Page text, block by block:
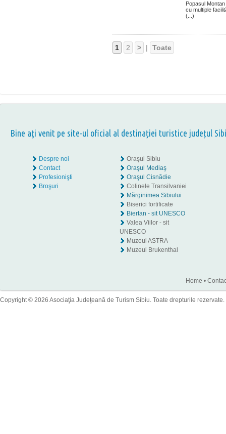
Popasul
cu multiple
(...)
1 2 > | Toate
Bine aţi venit pe site-ul oficial al destinației turistice județul
Despre noi
Contact
Profesionişti
Broşuri
Oraşul Sibiu
Oraşul Mediaş
Oraşul Cisnădie
Colinele Transilvaniei
Mărginimea Sibiului
Biserici fortificate
Biertan - sit UNESCO
Valea Viilor - sit
UNESCO
Muzeul ASTRA
Muzeul Brukenthal
Home •
Copyright © 2026 Asociaţia Judeţeană de Turism Sibiu. Toate drepturile rezervate.